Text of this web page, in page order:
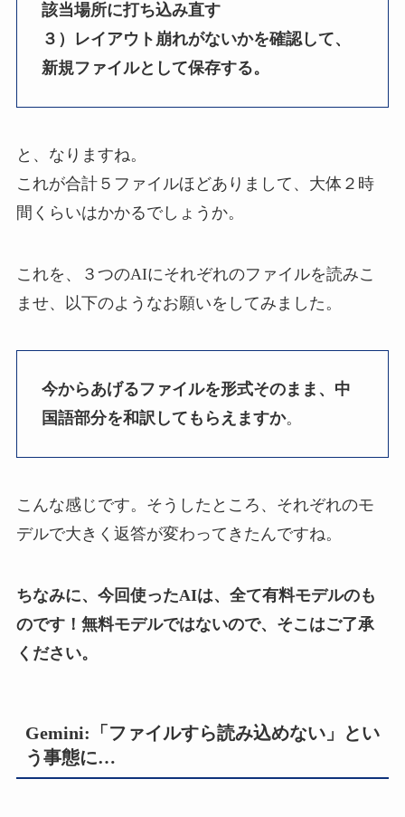
該当場所に打ち込み直す
３）レイアウト崩れがないかを確認して、
新規ファイルとして保存する。
と、なりますね。
これが合計５ファイルほどありまして、大体２時
間くらいはかかるでしょうか。
これを、３つのAIにそれぞれのファイルを読みこ
ませ、以下のようなお願いをしてみました。
今からあげるファイルを形式そのまま、中
国語部分を和訳してもらえますか。
こんな感じです。そうしたところ、それぞれのモ
デルで大きく返答が変わってきたんですね。
ちなみに、今回使ったAIは、全て有料モデルのも
のです！無料モデルではないので、そこはご了承
ください。
Gemini:「ファイルすら読み込めない」とい
う事態に…